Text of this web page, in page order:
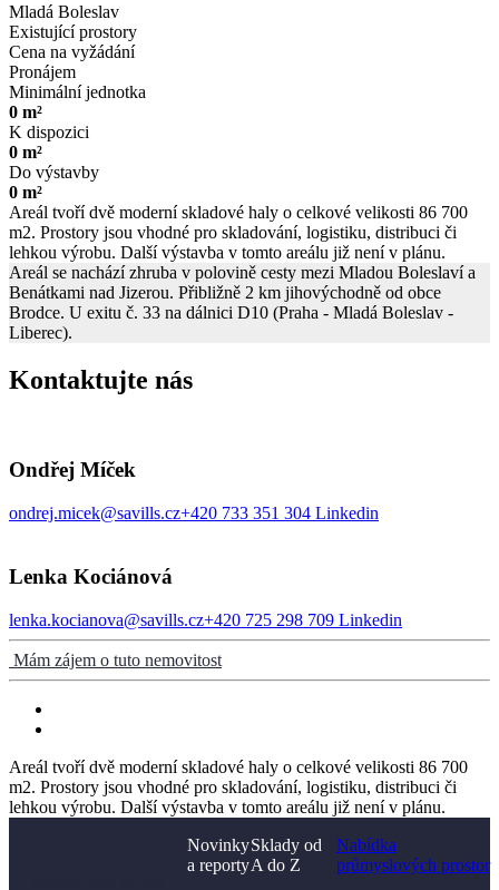
Mladá Boleslav
Existující prostory
Cena na vyžádání
Pronájem
Minimální jednotka
0 m²
K dispozici
0 m²
Do výstavby
0 m²
Areál tvoří dvě moderní skladové haly o celkové velikosti 86 700
m2. Prostory jsou vhodné pro skladování, logistiku, distribuci či
lehkou výrobu. Další výstavba v tomto areálu již není v plánu.
Areál se nachází zhruba v polovině cesty mezi Mladou Boleslaví a
Benátkami nad Jizerou. Přibližně 2 km jihovýchodně od obce
Brodce. U exitu č. 33 na dálnici D10 (Praha - Mladá Boleslav -
Liberec).
Kontaktujte nás
Ondřej Míček
ondrej.micek@savills.cz+420 733 351 304 Linkedin
Lenka Kociánová
lenka.kocianova@savills.cz+420 725 298 709 Linkedin
Mám zájem o tuto nemovitost
Areál tvoří dvě moderní skladové haly o celkové velikosti 86 700
m2. Prostory jsou vhodné pro skladování, logistiku, distribuci či
lehkou výrobu. Další výstavba v tomto areálu již není v plánu.
Novinky
a reporty
Sklady od
A do Z
Nabídka
průmyslových prostor